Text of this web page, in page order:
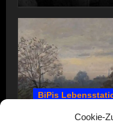
Cookie-
BiPis
1857 – 1866: